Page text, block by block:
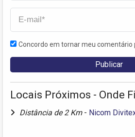
Concordo em tornar meu comentário
Locais Próximos - Onde
Distância de 2 Km - Nicom